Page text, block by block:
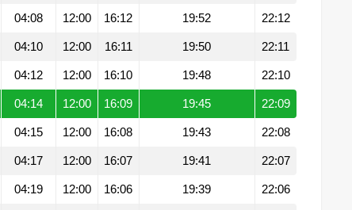
04:08 12:00 16:12 19:52 22:12
04:10 12:00 16:11 19:50 22:11
04:12 12:00 16:10 19:48 22:10
04:14 12:00 16:09 19:45 22:09
04:15 12:00 16:08 19:43 22:08
04:17 12:00 16:07 19:41 22:07
04:19 12:00 16:06 19:39 22:06